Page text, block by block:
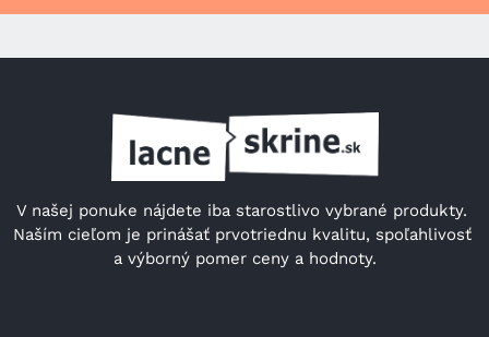
V našej ponuke nájdete iba starostlivo vybrané produkty.
Naším cieľom je prinášať prvotriednu kvalitu, spoľahlivosť
a výborný pomer ceny a hodnoty.